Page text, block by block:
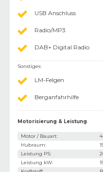
USB Anschluss
Radio/MP3
DAB+ Digital Radio
Sonstiges:
LM-Felgen
Berganfahrhilfe
Motorisierung & Leistung
Motor / Bauart:
Hubraum:
Leistung PS:
Leistung kW: